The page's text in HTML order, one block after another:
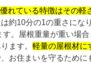
優れている特徴はその軽
約10分の1の重さにな
。屋根重量が重い場
ます。 軽量の屋根材に
お住まいを守るため